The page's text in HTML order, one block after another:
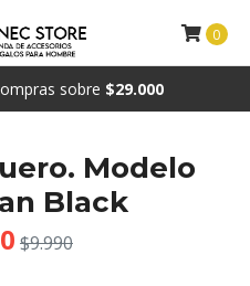
sobre $29.000
0
Modelo
Black
$9.990